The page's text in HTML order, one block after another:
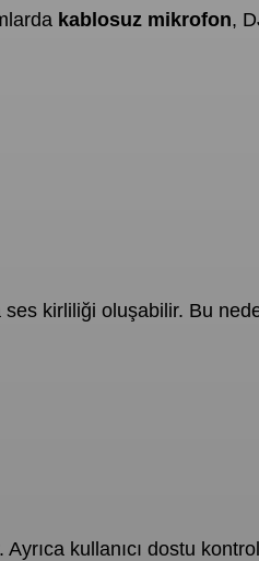
kablosuz mikrofon,
ses kirliliği oluşabilir. Bu
kullanıcı dostu